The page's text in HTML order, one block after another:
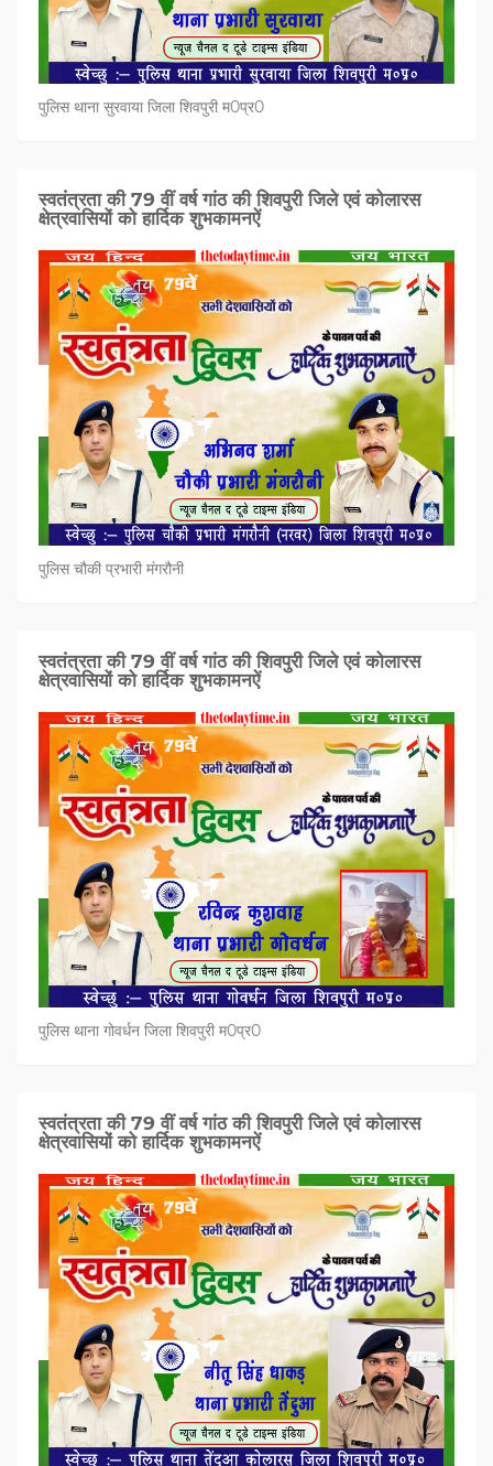
पुलिस थाना सुरवाया जिला शिवपुरी म0प्र0
स्वतंत्रता की 79 वीं वर्ष गांठ की शिवपुरी जिले एवं कोलारस
क्षेत्रवासियों को हार्दिक शुभकामनऐं
पुलिस चौकी प्रभारी मंगरौनी
स्वतंत्रता की 79 वीं वर्ष गांठ की शिवपुरी जिले एवं कोलारस
क्षेत्रवासियों को हार्दिक शुभकामनऐं
पुलिस थाना गोवर्धन जिला शिवपुरी म0प्र0
स्वतंत्रता की 79 वीं वर्ष गांठ की शिवपुरी जिले एवं कोलारस
क्षेत्रवासियों को हार्दिक शुभकामनऐं